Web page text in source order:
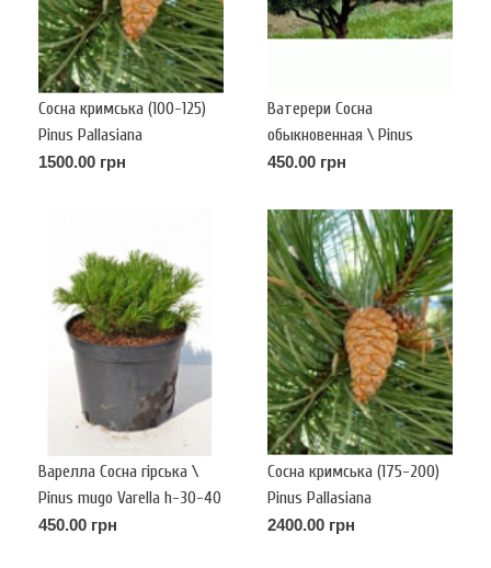
Сосна кримська (100-125)
Pinus Pallasiana
1500.00 грн
Ватерери Сосна
обыкновенная \ Pinus
Sylvestris Watereri
450.00 грн
Варелла Сосна гірська \
Pinus mugo Varella h-30-40
450.00 грн
Сосна кримська (175-200)
Pinus Pallasiana
2400.00 грн